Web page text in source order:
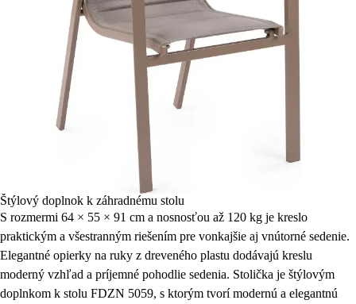
Štýlový doplnok k záhradnému stolu
S rozmermi 64 × 55 × 91 cm a nosnosťou až 120 kg je kreslo
praktickým a všestranným riešením pre vonkajšie aj vnútorné sedenie.
Elegantné opierky na ruky z dreveného plastu dodávajú kreslu
moderný vzhľad a príjemné pohodlie sedenia. Stolička je štýlovým
doplnkom k stolu FDZN 5059, s ktorým tvorí modernú a elegantnú